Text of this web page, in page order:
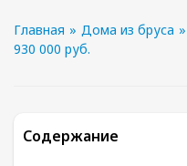
Главная » Дома из бруса »
930 000 руб.
Содержание